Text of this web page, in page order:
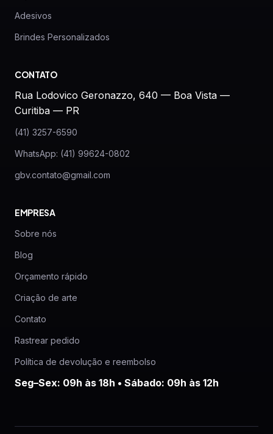
Adesivos
Brindes Personalizados
CONTATO
Rua Lodovico Geronazzo, 640 — Boa Vista —
Curitiba — PR
(41) 3257-6590
WhatsApp: (41) 99624-0802
gbv.contato@gmail.com
EMPRESA
Sobre nós
Blog
Orçamento rápido
Criação de arte
Contato
Rastrear pedido
Política de devolução e reembolso
Seg–Sex: 09h às 18h • Sábado: 09h às 12h